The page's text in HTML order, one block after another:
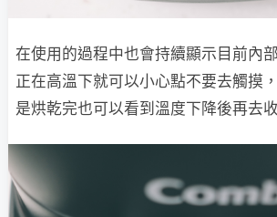
在使用的過程中也會持續顯示目前內
正在高溫下就可以小心點不要去觸摸
是烘乾完也可以看到溫度下降後再去